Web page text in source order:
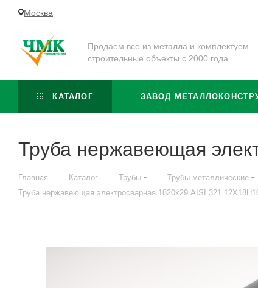
Москва
Продаем все из металла и комплектуем
строительные объекты с 2000 года.
КАТАЛОГ ЗАВОД
Труба нержавеющая
Главная — Каталог — Трубы — Трубы металлические
Труба нержавеющая электросварная 1820х29 AISI 321